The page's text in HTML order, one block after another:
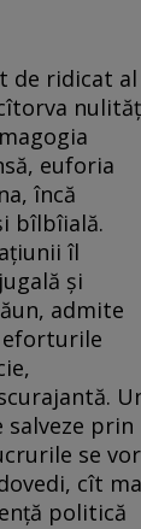
de ridicat al
euforia
încă
bîlbîială.
îl
și
admite
eforturile
prin
se vor
cît
politică